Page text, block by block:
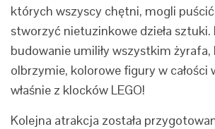
których wszyscy chętni, mogli
stworzyć nietuzinkowe dzieła
budowanie umiliły wszystkim żyrafa,
olbrzymie, kolorowe figury w całości
właśnie z klocków LEGO!
Kolejna atrakcja została